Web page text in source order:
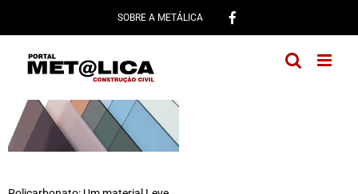
conteúdo
SOBRE A METÁLICA